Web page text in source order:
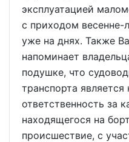
эксплуатацией
с приходом весенне-
уже на днях. Также
напоминает
подушке, что
транспорта
ответственность за
находящегося на
происшествие, с